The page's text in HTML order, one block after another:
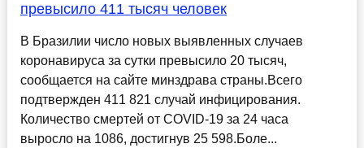
превысило 411 тысяч человек
В Бразилии число новых выявленных случаев
коронавируса за сутки превысило 20 тысяч,
сообщается на сайте минздрава страны.Всего
подтвержден 411 821 случай инфицирования.
Количество смертей от COVID-19 за 24 часа
выросло на 1086, достигнув 25 598.Боле...